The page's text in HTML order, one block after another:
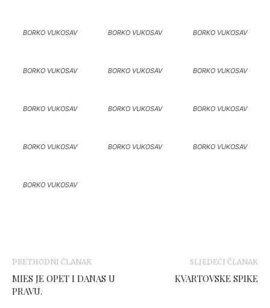
BORKO VUKOSAV BORKO VUKOSAV BORKO VUKOSAV
BORKO VUKOSAV BORKO VUKOSAV BORKO VUKOSAV
BORKO VUKOSAV BORKO VUKOSAV BORKO VUKOSAV
BORKO VUKOSAV BORKO VUKOSAV BORKO VUKOSAV
BORKO VUKOSAV
PRETHODNI ČLANAK
MIES JE OPET I DANAS U
PRAVU.
SLJEDEĆI ČLANAK
KVARTOVSKE SPIKE